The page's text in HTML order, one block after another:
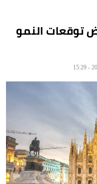
توقعات النمو